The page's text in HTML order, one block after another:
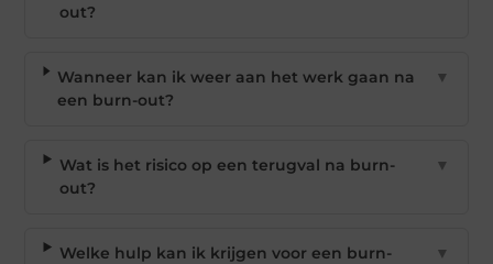
out?
Wanneer kan ik weer aan het werk gaan na
een burn-out?
▼
Wat is het risico op een terugval na burn-
out?
▼
Welke hulp kan ik krijgen voor een burn-
▼